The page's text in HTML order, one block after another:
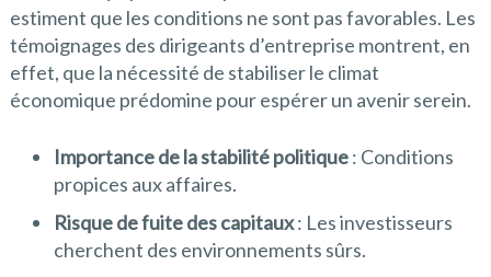
estiment que les conditions ne sont pas favorables. Les
témoignages des dirigeants d’entreprise montrent, en
effet, que la nécessité de stabiliser le climat
économique prédomine pour espérer un avenir serein.
Importance de la stabilité politique: Conditions
propices aux affaires.
Risque de fuite des capitaux: Les investisseurs
cherchent des environnements sûrs.